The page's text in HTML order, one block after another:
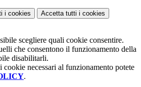
i cookies Accetta tutti i cookies
scegliere quali cookie consentire.
che consentono il funzionamento della
disabilitarli.
cookie necessari al funzionamento potete
.